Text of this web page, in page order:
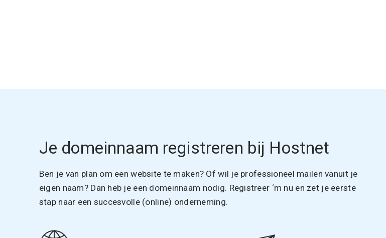
Je domeinnaam registreren bij Hostnet
Ben je van plan om een website te maken? Of wil je professioneel mailen vanuit je
eigen naam? Dan heb je een domeinnaam nodig. Registreer ‘m nu en zet je eerste
stap naar een succesvolle (online) onderneming.